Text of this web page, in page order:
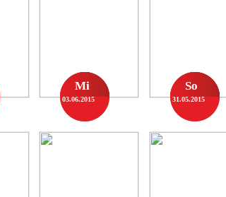
Mi
03.06.2015
So
31.05.2015